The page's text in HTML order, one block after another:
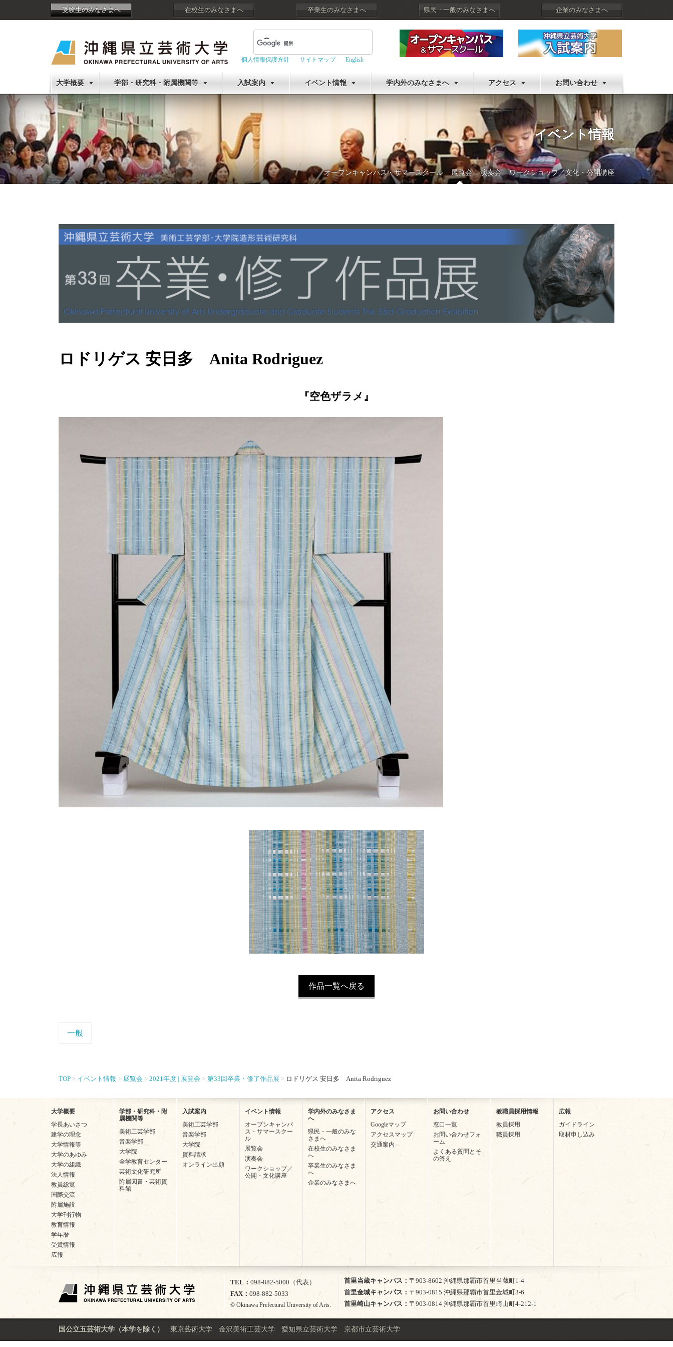
受験生のみなさまへ 在校生のみなさまへ 卒業生のみなさまへ 県民・一般のみなさまへ 企業のみなさまへ
個人情報保護方針 サイトマップ English
大学概要 学部・研究科・附属機関等 入試案内 イベント情報 学内外のみなさまへ アクセス お問い合わせ
イベント情報
オープンキャンパス・サマースクール 展覧会 演奏会 ワークショップ／文化・公開講座
ロドリゲス 安日多 Anita Rodriguez
『空色ザラメ』
作品一覧へ戻る
一般
TOP イベント情報 展覧会 2021年度 | 展覧会 第33回卒業・修了作品展 ロドリゲス 安日多 Anita Rodriguez
大学概要
学長あいさつ
建学の理念
大学情報等
大学のあゆみ
大学の組織
法人情報
教員総覧
国際交流
附属施設
大学刊行物
教育情報
学年暦
受賞情報
広報
学部・研究科・附
属機関等
美術工芸学部
音楽学部
大学院
全学教育センター
芸術文化研究所
附属図書・芸術資
料館
入試案内
美術工芸学部
音楽学部
大学院
資料請求
オンライン出願
イベント情報
オープンキャンパ
ス・サマースクー
ル
展覧会
演奏会
ワークショップ／
公開・文化講座
学内外のみなさま
へ
県民・一般のみな
さまへ
在校生のみなさま
へ
卒業生のみなさま
へ
企業のみなさまへ
アクセス
Googleマップ
アクセスマップ
交通案内
お問い合わせ
窓口一覧
お問い合わせフォ
ーム
よくある質問とそ
の答え
教職員採用情報
教員採用
職員採用
広報
ガイドライン
取材申し込み
国公立五芸術大学（本学を除く） 東京藝術大学 金沢美術工芸大学 愛知県立芸術大学 京都市立芸術大学
TEL
098-882-5000（代表）
FAX
098-882-5033
© Okinawa Prefectural University of Arts.
首里当蔵キャンパス
〒903-8602 沖縄県那覇市首里当蔵町1-4
首里金城キャンパス
〒903-0815 沖縄県那覇市首里金城町3-6
首里崎山キャンパス
〒903-0814 沖縄県那覇市首里崎山町4-212-1